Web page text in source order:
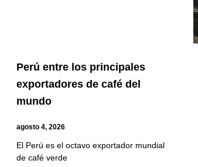
Perú entre los principales
exportadores de café del
mundo
agosto 4, 2026
El Perú es el octavo exportador mundial
de café verde